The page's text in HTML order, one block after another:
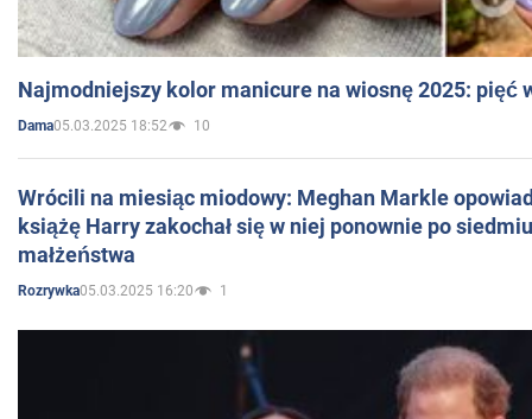
Najmodniejszy kolor manicure na wiosnę 2025: pięć
Dama05.03.2025 18:52 10
Wrócili na miesiąc miodowy: Meghan Markle
książę Harry zakochał się w niej ponownie po
małżeństwa
Rozrywka05.03.2025 16:20 1